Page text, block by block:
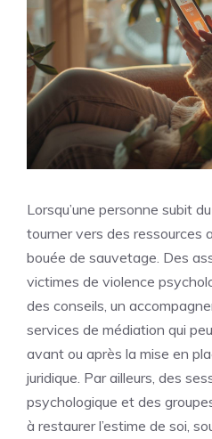
Lorsqu’une personne subit
tourner vers des ressources
bouée de sauvetage. Des
victimes de violence
des conseils, un
services de médiation qui
avant ou après la mise en
juridique. Par ailleurs, des
psychologique et des
à restaurer l’estime de soi,